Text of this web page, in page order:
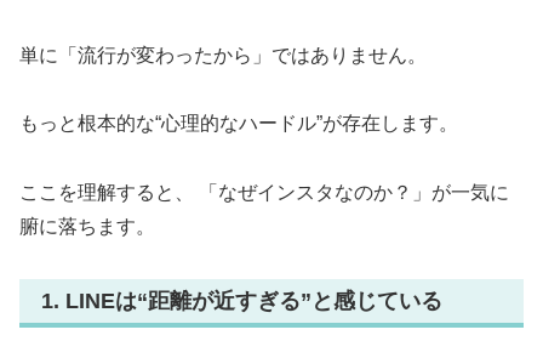
単に「流行が変わったから」ではありません。
もっと根本的な“心理的なハードル”が存在します。
ここを理解すると、 「なぜインスタなのか？」が一気に
腑に落ちます。
1. LINEは“距離が近すぎる”と感じている